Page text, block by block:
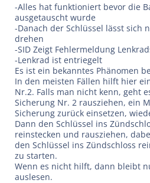
-Alles hat funktioniert bevor die
ausgetauscht wurde
-Danach der Schlüssel lässt sich
drehen
-SID Zeigt Fehlermeldung
-Lenkrad ist entriegelt
Es ist ein bekanntes Phänomen
In den meisten Fällen hilft hier
Nr.2. Falls man nicht kenn, geht
Sicherung Nr. 2 rausziehen, ein
Sicherung zurück einsetzen,
Dann den Schlüssel ins
reinstecken und rausziehen,
den Schlüssel ins Zündschloss
zu starten.
Wenn es nicht hilft, dann bleibt
auslesen.